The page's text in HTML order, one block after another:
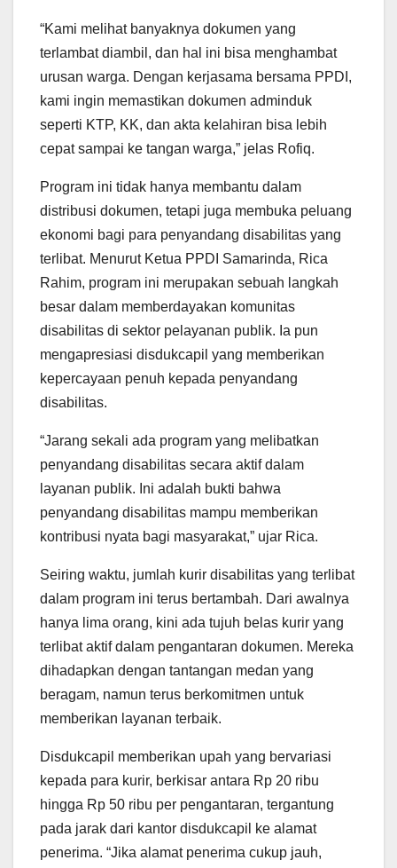
“Kami melihat banyaknya dokumen yang
terlambat diambil, dan hal ini bisa menghambat
urusan warga. Dengan kerjasama bersama PPDI,
kami ingin memastikan dokumen adminduk
seperti KTP, KK, dan akta kelahiran bisa lebih
cepat sampai ke tangan warga,” jelas Rofiq.
Program ini tidak hanya membantu dalam
distribusi dokumen, tetapi juga membuka peluang
ekonomi bagi para penyandang disabilitas yang
terlibat. Menurut Ketua PPDI Samarinda, Rica
Rahim, program ini merupakan sebuah langkah
besar dalam memberdayakan komunitas
disabilitas di sektor pelayanan publik. Ia pun
mengapresiasi disdukcapil yang memberikan
kepercayaan penuh kepada penyandang
disabilitas.
“Jarang sekali ada program yang melibatkan
penyandang disabilitas secara aktif dalam
layanan publik. Ini adalah bukti bahwa
penyandang disabilitas mampu memberikan
kontribusi nyata bagi masyarakat,” ujar Rica.
Seiring waktu, jumlah kurir disabilitas yang terlibat
dalam program ini terus bertambah. Dari awalnya
hanya lima orang, kini ada tujuh belas kurir yang
terlibat aktif dalam pengantaran dokumen. Mereka
dihadapkan dengan tantangan medan yang
beragam, namun terus berkomitmen untuk
memberikan layanan terbaik.
Disdukcapil memberikan upah yang bervariasi
kepada para kurir, berkisar antara Rp 20 ribu
hingga Rp 50 ribu per pengantaran, tergantung
pada jarak dari kantor disdukcapil ke alamat
penerima. “Jika alamat penerima cukup jauh,